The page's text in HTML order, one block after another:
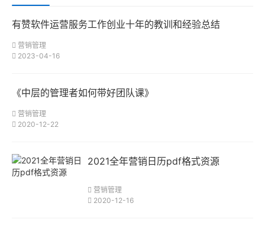
有赞软件运营服务工作创业十年的教训和经验总结
营销管理
2023-04-16
《中层的管理者如何带好团队课》
营销管理
2020-12-22
2021全年营销日历pdf格式资源
营销管理
2020-12-16